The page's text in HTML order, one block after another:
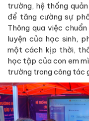
trường, hệ thống
để tăng cường sự
Thông qua việc
luyện của học sinh,
một cách kịp thời,
học tập của con em
trường trong công tác